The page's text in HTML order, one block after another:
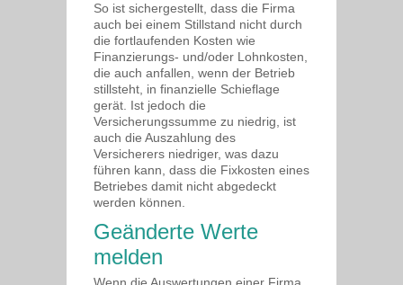
So ist sichergestellt, dass die Firma
auch bei einem Stillstand nicht durch
die fortlaufenden Kosten wie
Finanzierungs- und/oder Lohnkosten,
die auch anfallen, wenn der Betrieb
stillsteht, in finanzielle Schieflage
gerät. Ist jedoch die
Versicherungssumme zu niedrig, ist
auch die Auszahlung des
Versicherers niedriger, was dazu
führen kann, dass die Fixkosten eines
Betriebes damit nicht abgedeckt
werden können.
Geänderte Werte
melden